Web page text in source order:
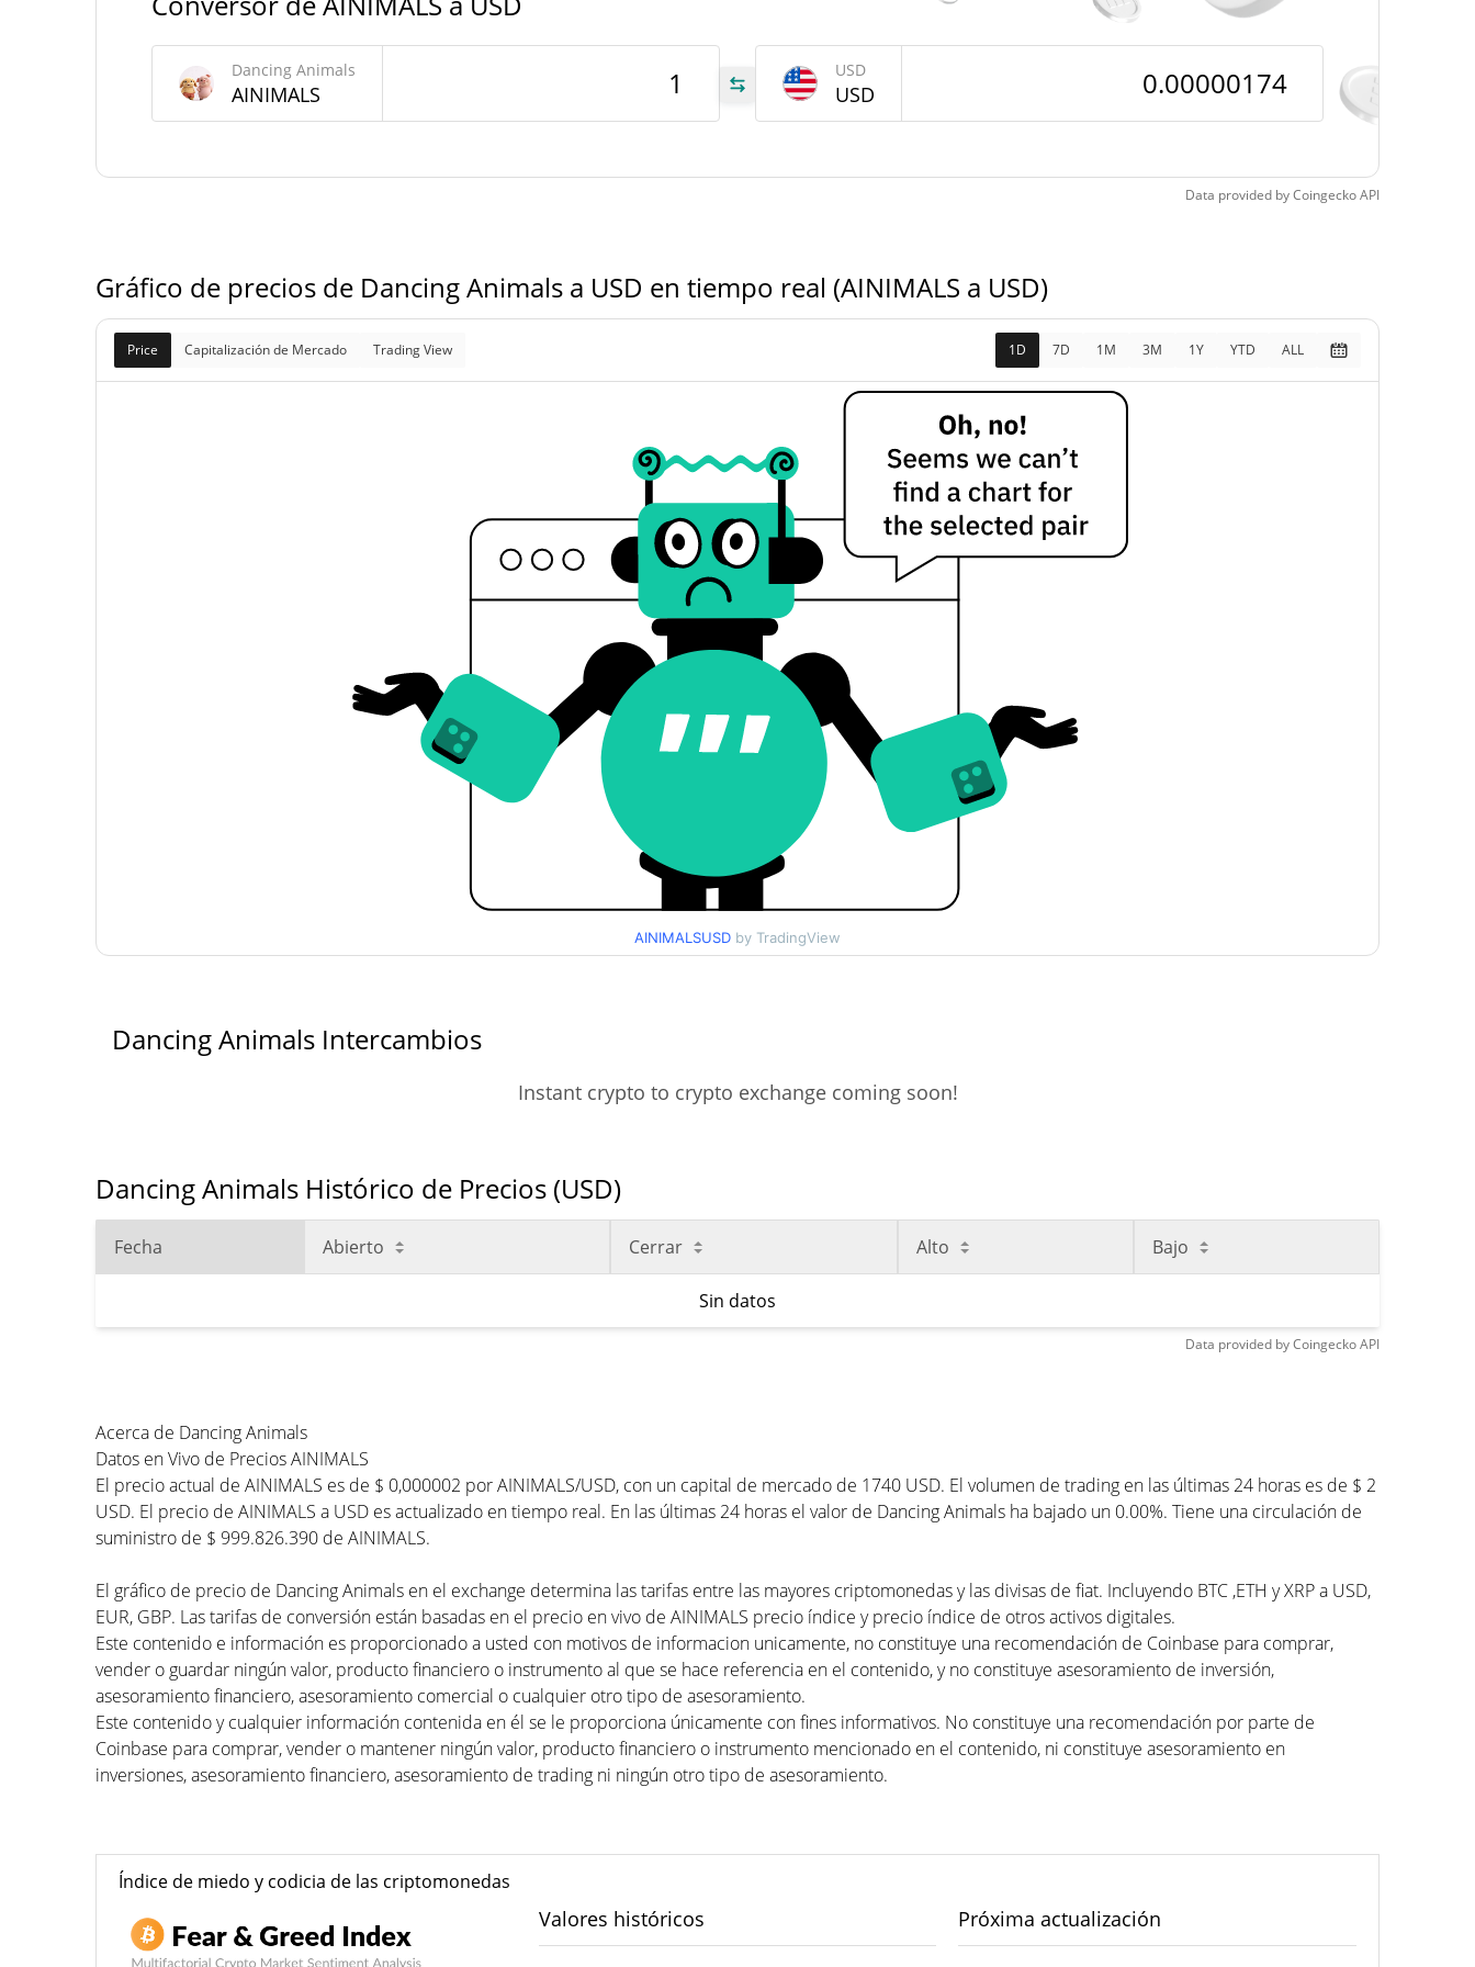
999.826.392,346
Suministro máximo 1.000.000.000 AINIMALS
Dancing Animals
AINIMALS
USD
USD
Data provided byCoingeckoAPI
Gráfico de precios de Dancing Animals a USD en tiempo real (AINIMALS a USD)
Price Capitalización de Mercado Trading View 1D 7D 1M 3M 1Y YTD ALL
AINIMALSUSD by TradingView
Dancing Animals Intercambios
Instant crypto to crypto exchange coming soon!
Dancing Animals Histórico de Precios (USD)
Fecha Abierto Cerrar Alto Bajo
Sin datos
Data provided byCoingeckoAPI
Acerca de Dancing Animals
Datos en Vivo de Precios AINIMALS
El precio actual de AINIMALS es de $ 0,000002 por AINIMALS/USD, con un capital de mercado de 1740 USD. El volumen de trading en las últimas 24 horas es de $ 2
USD. El precio de AINIMALS a USD es actualizado en tiempo real. En las últimas 24 horas el valor de Dancing Animals ha bajado un 0.00%. Tiene una circulación de
suministro de $ 999.826.390 de AINIMALS.
El gráfico de precio de Dancing Animals en el exchange determina las tarifas entre las mayores criptomonedas y las divisas de fiat. Incluyendo BTC ,ETH y XRP a USD,
EUR, GBP. Las tarifas de conversión están basadas en el precio en vivo de AINIMALS precio índice y precio índice de otros activos digitales.
Este contenido e información es proporcionado a usted con motivos de informacion unicamente, no constituye una recomendación de Coinbase para comprar,
vender o guardar ningún valor, producto financiero o instrumento al que se hace referencia en el contenido, y no constituye asesoramiento de inversión,
asesoramiento financiero, asesoramiento comercial o cualquier otro tipo de asesoramiento.
Este contenido y cualquier información contenida en él se le proporciona únicamente con fines informativos. No constituye una recomendación por parte de
Coinbase para comprar, vender o mantener ningún valor, producto financiero o instrumento mencionado en el contenido, ni constituye asesoramiento en
inversiones, asesoramiento financiero, asesoramiento de trading ni ningún otro tipo de asesoramiento.
Índice de miedo y codicia de las criptomonedas
Valores históricos Próxima actualización